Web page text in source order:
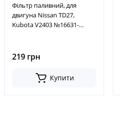
Фільтр паливний, для
двигуна Nissan TD27,
Kubota V2403 №16631-
219 грн
Купити